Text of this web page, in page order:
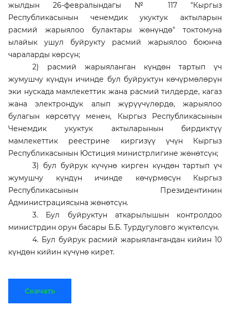
жылдын 26-февралындагы № 117 "Кыргыз
Республикасынын ченемдик укуктук актыларын
расмий жарыялоо булактары жөнүндө" токтомуна
ылайык ушул буйрукту расмий жарыялоо боюнча
чараларды көрсүн;
2) расмий жарыяланган күндөн тартып үч
жумушчу күндүн ичинде бул буйруктун көчүрмөлөрүн
эки нускада мамлекеттик жана расмий тилдерде, кагаз
жана электрондук алып жүрүүчүлөрдө, жарыялоо
булагын көрсөтүү менен, Кыргыз Республикасынын
Ченемдик укуктук актыларынын бирдиктүү
мамлекеттик реестрине киргизүү үчүн Кыргыз
Республикасынын Юстиция министрлигине жөнөтсүн;
3) бул буйрук күчүнө кирген күндөн тартып үч
жумушчу күндүн ичинде көчүрмөсүн Кыргыз
Республикасынын Президентинин
Администрациясына жөнөтсүн.
3. Бул буйруктун аткарылышын контролдоо
министрдин орун басары Б.Б. Турдугуловго жүктөлсүн.
4. Бул буйрук расмий жарыялангандан кийин 10
күндөн кийин күчүнө кирет.
Скачать